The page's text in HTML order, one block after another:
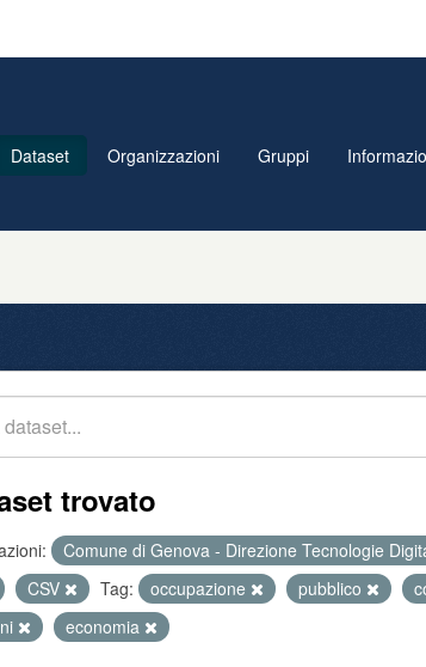
Dataset Organizzazioni Gruppi
trovato
Comune di Genova - Direzione Tecnologie
CSV Tag: occupazione pubblico
economia